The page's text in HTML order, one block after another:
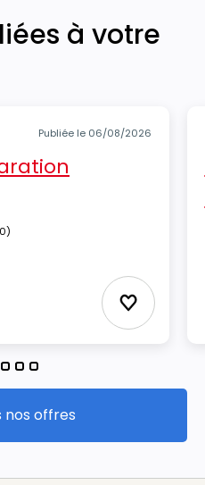
à votre
Publiée le 06/08/2026
Ajouter
Toutes nos offres
nos offres